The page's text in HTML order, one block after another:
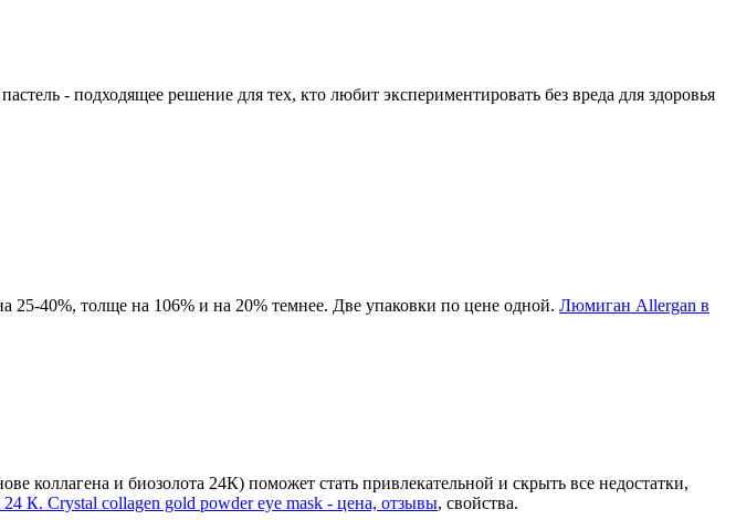
- подходящее решение для тех, кто любит экспериментировать без вреда для здоровья
25-40%, толще на 106% и на 20% темнее. Две упаковки по цене одной. Люмиган Allergan в
коллагена и биозолота 24К) поможет стать привлекательной и скрыть все недостатки,
К. Crystal collagen gold powder eye mask - цена, отзывы, свойства.